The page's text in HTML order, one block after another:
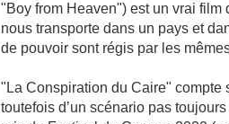
"Boy from Heaven") est un vrai film
nous transporte dans un pays et
de pouvoir sont régis par les
"La Conspiration du Caire" compte
toutefois d’un scénario pas